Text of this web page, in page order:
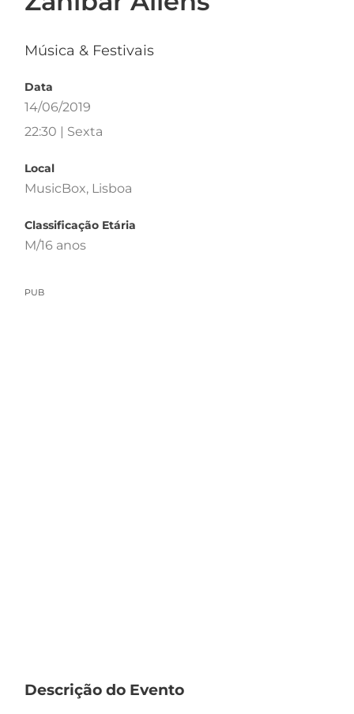
Música & Festivais
Data
14/06/2019
22:30 | Sexta
Local
MusicBox, Lisboa
Classificação Etária
M/16 anos
PUB
Descrição do Evento